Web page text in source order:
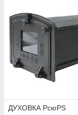
ДУХОВКА PсюPS